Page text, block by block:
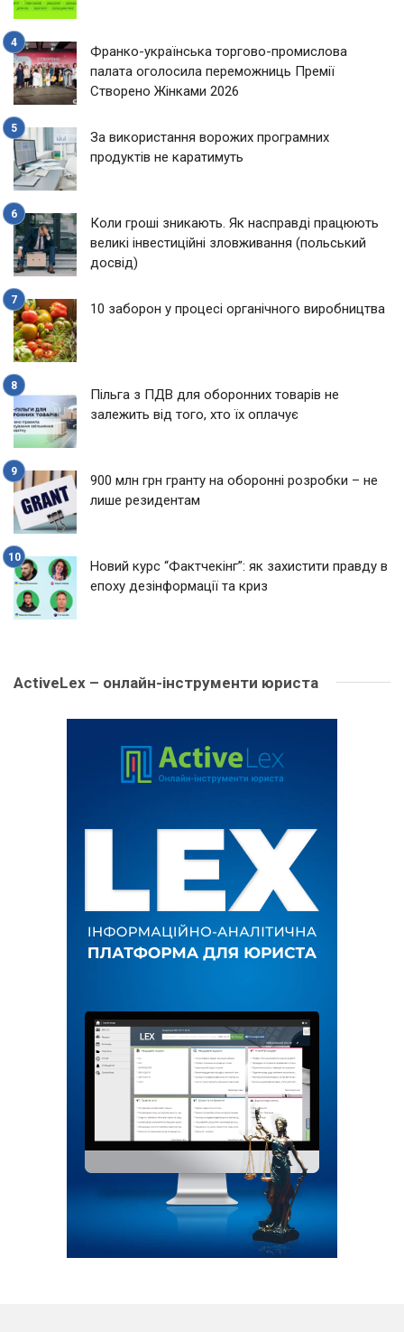
Франко-українська торгово-промислова
палата оголосила переможниць Премії
Створено Жінками 2026
За використання ворожих програмних
продуктів не каратимуть
Коли гроші зникають. Як насправді працюють
великі інвестиційні зловживання (польський
досвід)
10 заборон у процесі органічного виробництва
Пільга з ПДВ для оборонних товарів не
залежить від того, хто їх оплачує
900 млн грн гранту на оборонні розробки – не
лише резидентам
Новий курс “Фактчекінг”: як захистити правду в
епоху дезінформації та криз
ActiveLex – онлайн-інструменти юриста